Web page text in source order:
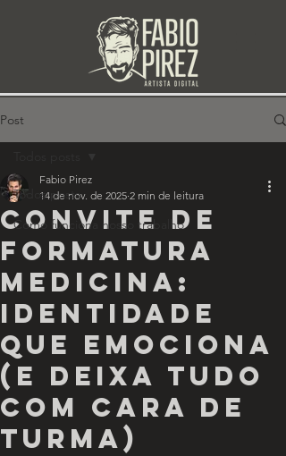
Post
Todos posts
Como funciona nosso trabalho
Convite de
formatura
Medicina:
identidade
que emociona
(e deixa tudo
com cara de
turma)
Fabio Pirez
14 de nov. de 2025 2 min de leitura